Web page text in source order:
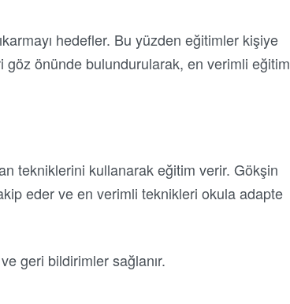
hedefler. Bu yüzden eğitimler kişiye
göz önünde bulundurularak, en verimli eğitim
tekniklerini kullanarak eğitim verir. Gökşin
eder ve en verimli teknikleri okula adapte
geri bildirimler sağlanır.